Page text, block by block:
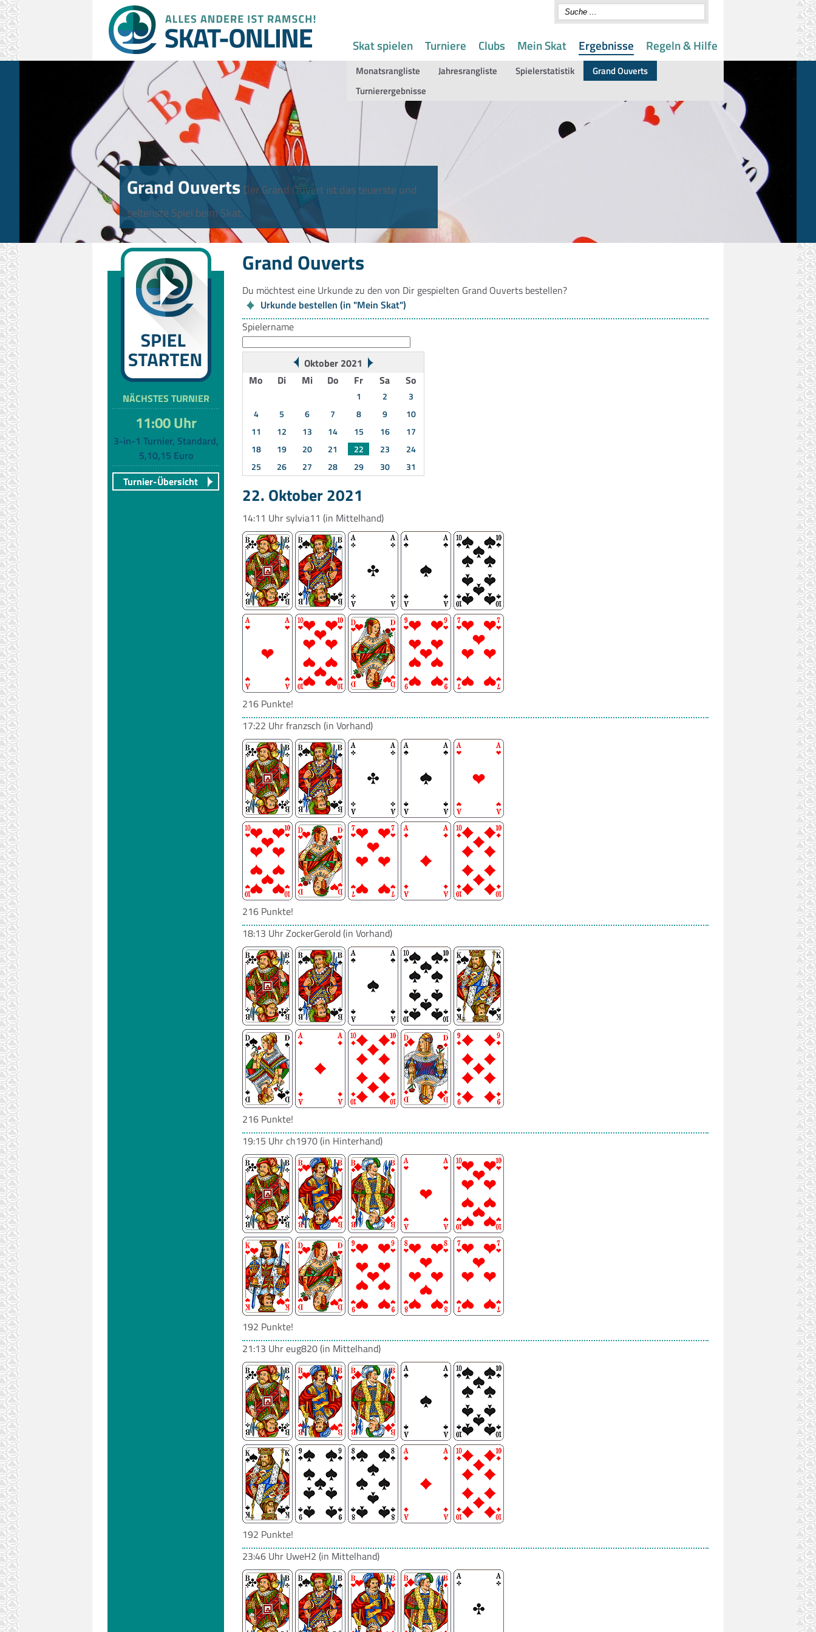
Skat spielen Turniere Clubs Mein Skat Ergebnisse
Monatsrangliste Jahresrangliste Spielerstatistik
Grand Ouverts
Turnierergebnisse
Regeln & Hilfe
Grand Ouverts Der Grand Ouvert ist das teuerste und
seltenste Spiel beim Skat.
NÄCHSTES TURNIER
11:00 Uhr
3-in-1 Turnier, Standard,
5,10,15 Euro
Turnier-Übersicht
Grand Ouverts
Du möchtest eine Urkunde zu den von Dir gespielten Grand Ouverts bestellen?
Urkunde bestellen (in "Mein Skat")
Spielername
Oktober 2021
Mo
Di Mi Do Fr Sa So
1 2
3
4
5 6 7 8 9
10
11
12 13 14 15 16
17
18
19 20 21 22 23
24
25
26 27 28 29 30 31
22. Oktober 2021
14:11 Uhrsylvia11 (in Mittelhand)
216 Punkte!
17:22 Uhrfranzsch (in Vorhand)
216 Punkte!
18:13 UhrZockerGerold(in Vorhand)
216 Punkte!
19:15 Uhrch1970(in Hinterhand)
192 Punkte!
21:13 Uhreug820(in Mittelhand)
192 Punkte!
23:46 Uhr UweH2 (in Mittelhand)